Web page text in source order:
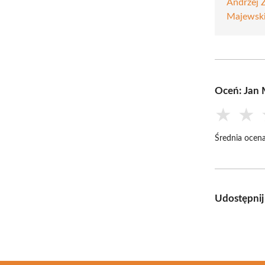
Andrzej
Majewski
Oceń: Jan
★ ★
Średnia
Udostępnij